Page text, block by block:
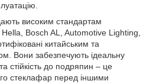
високим стандартам
Hella, Bosch AL, Automotive Lighting,
китайським та
Вони забезпечують ідеальну
стійкість до подряпин – це
стеклафар перед іншими